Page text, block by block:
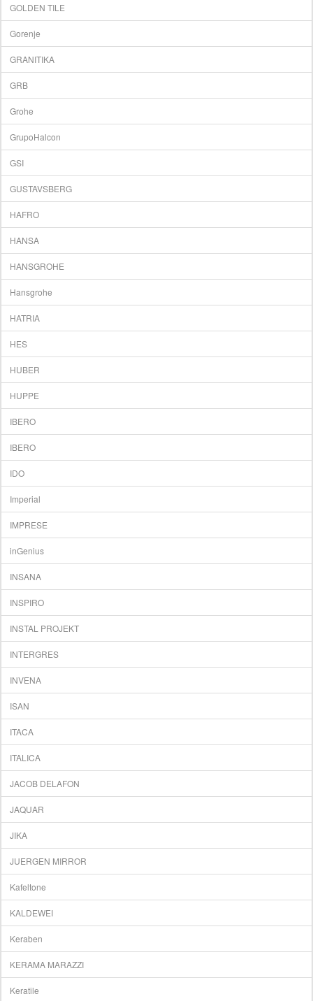
GOLDEN TILE
Gorenje
GRANITIKA
GRB
Grohe
GrupoHalcon
GSI
GUSTAVSBERG
HAFRO
HANSA
HANSGROHE
Hansgrohe
HATRIA
HES
HUBER
HUPPE
IBERO
IBERO
IDO
Imperial
IMPRESE
inGenius
INSANA
INSPIRO
INSTAL PROJEKT
INTERGRES
INVЕNA
ISAN
ITACA
ITALICA
JACOB DELAFON
JAQUAR
JIKA
JUERGEN MIRROR
Kafeltone
KALDEWEI
Keraben
KERAMA MARAZZI
Keratile